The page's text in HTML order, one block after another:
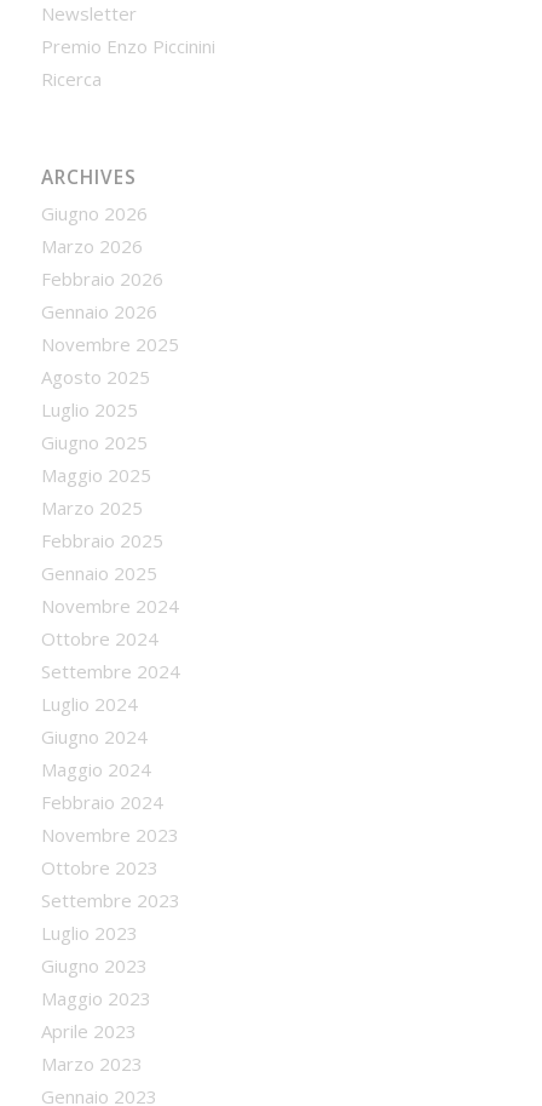
Newsletter
Premio Enzo Piccinini
Ricerca
ARCHIVES
Giugno 2026
Marzo 2026
Febbraio 2026
Gennaio 2026
Novembre 2025
Agosto 2025
Luglio 2025
Giugno 2025
Maggio 2025
Marzo 2025
Febbraio 2025
Gennaio 2025
Novembre 2024
Ottobre 2024
Settembre 2024
Luglio 2024
Giugno 2024
Maggio 2024
Febbraio 2024
Novembre 2023
Ottobre 2023
Settembre 2023
Luglio 2023
Giugno 2023
Maggio 2023
Aprile 2023
Marzo 2023
Gennaio 2023